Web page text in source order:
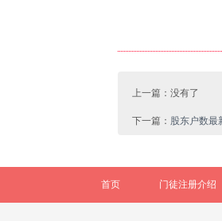
上一篇：没有了
下一篇： 股东户数最
首页 门徒注册介绍